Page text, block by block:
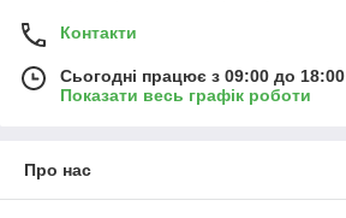
Контакти
Сьогодні працює з 09:00 до 18:00
Показати весь графік роботи
Про нас